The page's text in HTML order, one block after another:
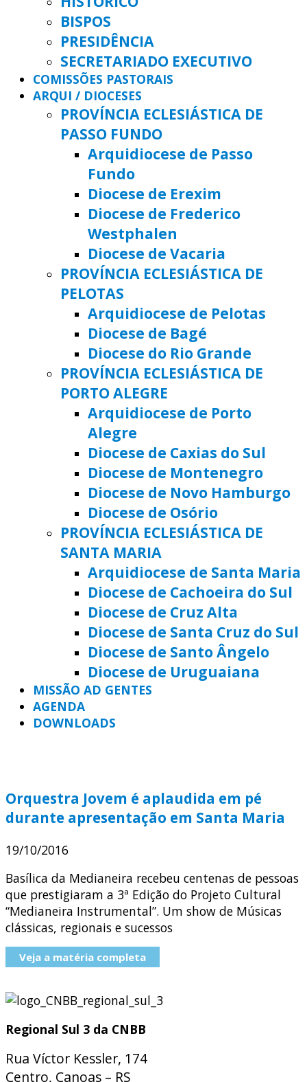
BISPOS
PRESIDÊNCIA
SECRETARIADO EXECUTIVO
COMISSÕES PASTORAIS
ARQUI / DIOCESES
PROVÍNCIA ECLESIÁSTICA DE
PASSO FUNDO
Arquidiocese de Passo
Fundo
Diocese de Erexim
Diocese de Frederico
Westphalen
Diocese de Vacaria
PROVÍNCIA ECLESIÁSTICA DE
PELOTAS
Arquidiocese de Pelotas
Diocese de Bagé
Diocese do Rio Grande
PROVÍNCIA ECLESIÁSTICA DE
PORTO ALEGRE
Arquidiocese de Porto
Alegre
Diocese de Caxias do Sul
Diocese de Montenegro
Diocese de Novo Hamburgo
Diocese de Osório
PROVÍNCIA ECLESIÁSTICA DE
SANTA MARIA
Arquidiocese de Santa Maria
Diocese de Cachoeira do Sul
Diocese de Cruz Alta
Diocese de Santa Cruz do Sul
Diocese de Santo Ângelo
Diocese de Uruguaiana
MISSÃO AD GENTES
AGENDA
DOWNLOADS
Orquestra Jovem é aplaudida em pé
durante apresentação em Santa Maria
19/10/2016
Basílica da Medianeira recebeu centenas de pessoas
que prestigiaram a 3ª Edição do Projeto Cultural
“Medianeira Instrumental”. Um show de Músicas
clássicas, regionais e sucessos
Veja a matéria completa
Regional Sul 3 da CNBB
Rua Víctor Kessler, 174
Centro, Canoas – RS